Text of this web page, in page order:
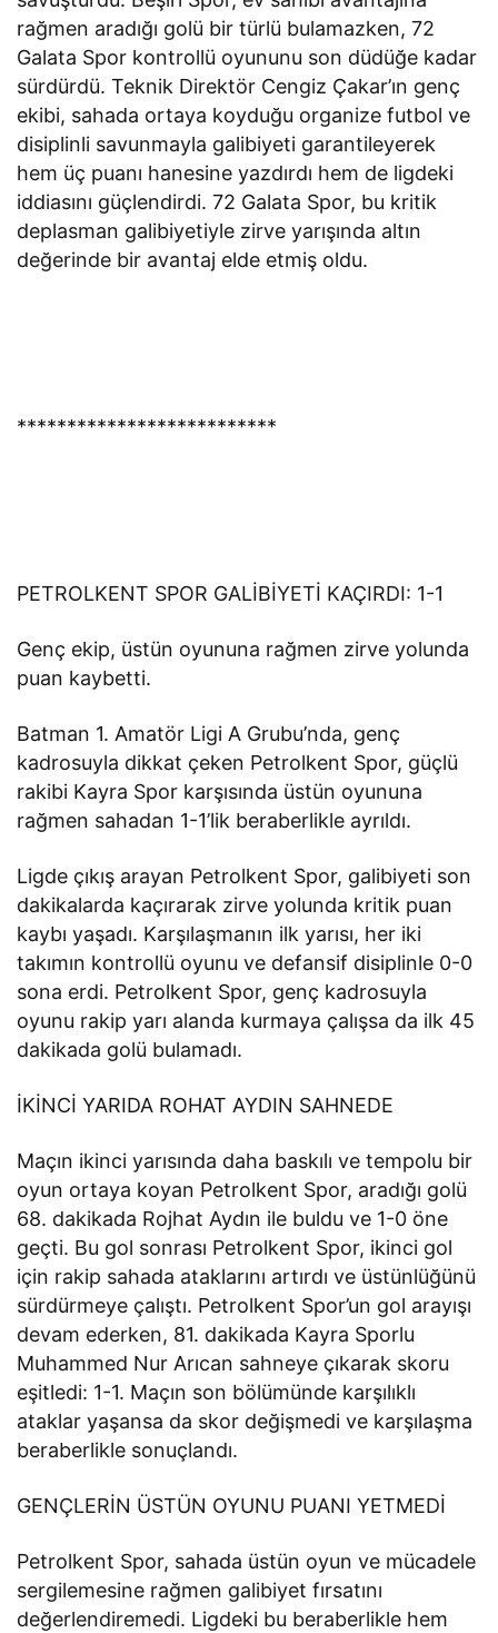
rağmen aradığı golü bir türlü bulamazken, 72
Galata Spor kontrollü oyununu son düdüğe kadar
sürdürdü. Teknik Direktör Cengiz Çakar’ın genç
ekibi, sahada ortaya koyduğu organize futbol ve
disiplinli savunmayla galibiyeti garantileyerek
hem üç puanı hanesine yazdırdı hem de ligdeki
iddiasını güçlendirdi. 72 Galata Spor, bu kritik
deplasman galibiyetiyle zirve yarışında altın
değerinde bir avantaj elde etmiş oldu.
**************************
PETROLKENT SPOR GALİBİYETİ KAÇIRDI: 1-1
Genç ekip, üstün oyununa rağmen zirve yolunda
puan kaybetti.
Batman 1. Amatör Ligi A Grubu’nda, genç
kadrosuyla dikkat çeken Petrolkent Spor, güçlü
rakibi Kayra Spor karşısında üstün oyununa
rağmen sahadan 1-1’lik beraberlikle ayrıldı.
Ligde çıkış arayan Petrolkent Spor, galibiyeti son
dakikalarda kaçırarak zirve yolunda kritik puan
kaybı yaşadı. Karşılaşmanın ilk yarısı, her iki
takımın kontrollü oyunu ve defansif disiplinle 0-0
sona erdi. Petrolkent Spor, genç kadrosuyla
oyunu rakip yarı alanda kurmaya çalışsa da ilk 45
dakikada golü bulamadı.
İKİNCİ YARIDA ROHAT AYDIN SAHNEDE
Maçın ikinci yarısında daha baskılı ve tempolu bir
oyun ortaya koyan Petrolkent Spor, aradığı golü
68. dakikada Rojhat Aydın ile buldu ve 1-0 öne
geçti. Bu gol sonrası Petrolkent Spor, ikinci gol
için rakip sahada ataklarını artırdı ve üstünlüğünü
sürdürmeye çalıştı. Petrolkent Spor’un gol arayışı
devam ederken, 81. dakikada Kayra Sporlu
Muhammed Nur Arıcan sahneye çıkarak skoru
eşitledi: 1-1. Maçın son bölümünde karşılıklı
ataklar yaşansa da skor değişmedi ve karşılaşma
beraberlikle sonuçlandı.
GENÇLERİN ÜSTÜN OYUNU PUANI YETMEDİ
Petrolkent Spor, sahada üstün oyun ve mücadele
sergilemesine rağmen galibiyet fırsatını
değerlendiremedi. Ligdeki bu beraberlikle hem